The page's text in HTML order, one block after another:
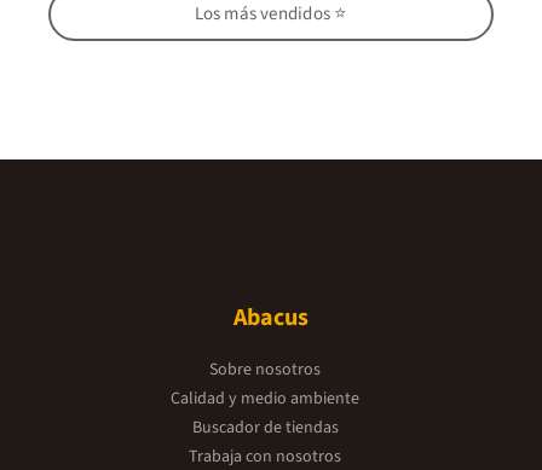
Los más vendidos ⭐
Abacus
Sobre nosotros
Calidad y medio ambiente
Buscador de tiendas
Trabaja con nosotros